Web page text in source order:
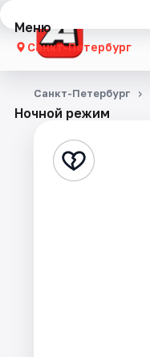
Меню
Санкт-Петербург
Концерты
Стендап
Ночной режим
Санкт-Петербург